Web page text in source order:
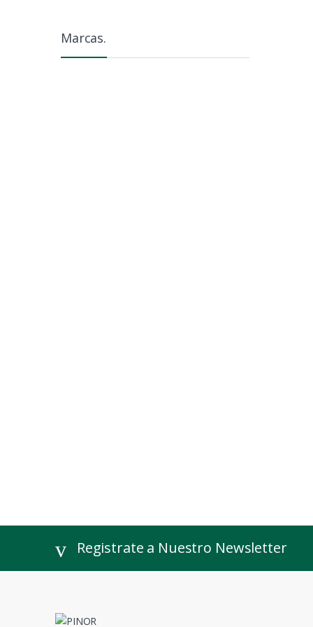
Marcas.
Registrate a Nuestro Newsletter